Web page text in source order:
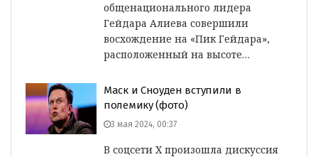
общенационального лидера
Гейдара Алиева совершили
восхождение на «Пик Гейдара»,
расположенный на высоте…
Маск и Сноуден вступили в
полемику (фото)
3 мая 2024, 00:37
В соцсети Х произошла дискуссия